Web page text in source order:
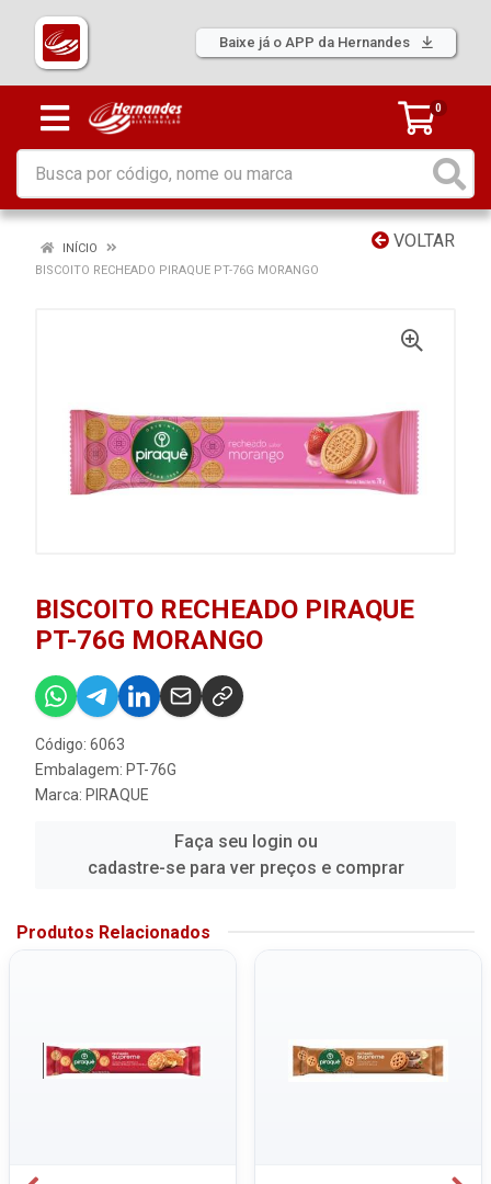
Baixe já o APP da Hernandes
0
VOLTAR
INÍCIO
BISCOITO RECHEADO PIRAQUE PT-76G MORANGO
BISCOITO RECHEADO PIRAQUE
PT-76G MORANGO
Código: 6063
Embalagem: PT-76G
Marca: PIRAQUE
Faça seu login ou
cadastre-se para ver preços e comprar
Produtos Relacionados